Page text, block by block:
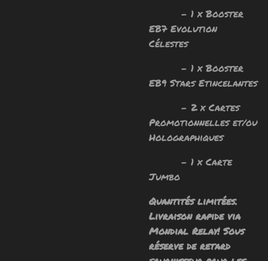
- 1 x Booster
EB7 Evolution
Célestes
- 1 x Booster
EB9 Stars Etincelantes
- 2 x Cartes
Promotionnelles et/ou
Holographiques
- 1 x Carte
Jumbo
Quantités limitées.
Livraison rapide via
Mondial Relay! Sous
réserve de retard